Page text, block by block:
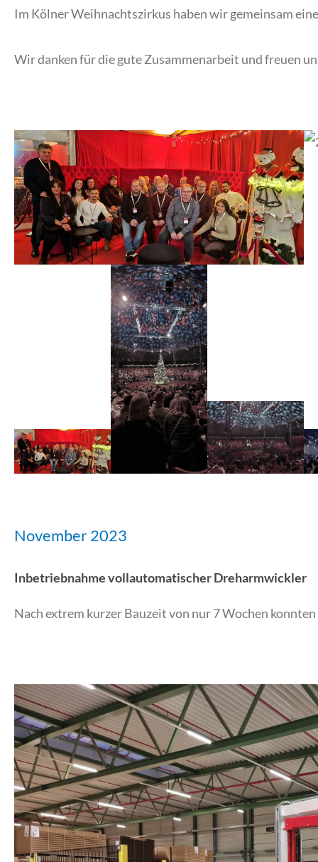
Im Kölner Weihnachtszirkus haben wir gemeinsam
Wir danken für die gute Zusammenarbeit und freuen
November 2023
Inbetriebnahme vollautomatischer Dreharmwickler
Nach extrem kurzer Bauzeit von nur 7 Wochen